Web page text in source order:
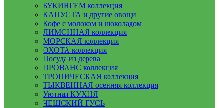
БУКИНГЕМ коллекция
КАПУСТА и другие овощи
Кофе с молоком и шоколадом
ЛИМОННАЯ коллекция
МОРСКАЯ коллекция
ОХОТА коллекция
Посуда из дерева
ПРОВАНС коллекция
ТРОПИЧЕСКАЯ коллекция
ТЫКВЕННАЯ осенняя коллекция
Уютная КУХНЯ
ЧЕШСКИЙ ГУСЬ